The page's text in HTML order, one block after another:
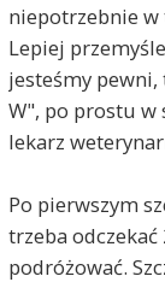
niepotrzebnie
Lepiej
jesteśmy
W", po prostu w
lekarz
Po pierwszym
trzeba
podróżować.